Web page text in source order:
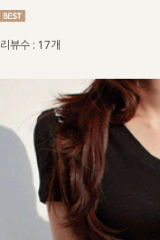
리뷰수 : 17개